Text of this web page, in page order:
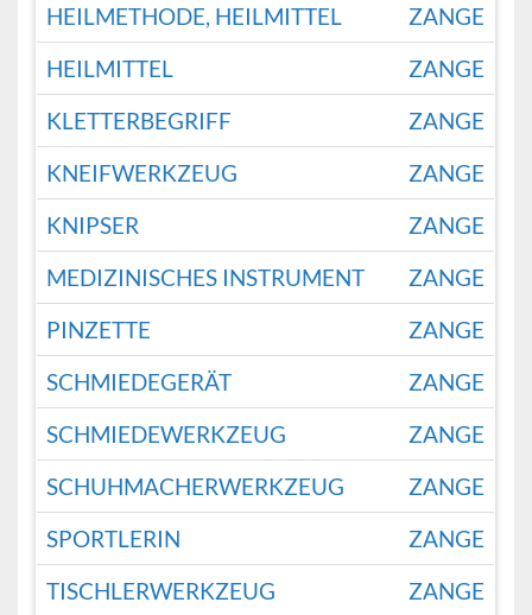
HEILMETHODE, HEILMITTEL
ZANGE
HEILMITTEL
ZANGE
KLETTERBEGRIFF
ZANGE
KNEIFWERKZEUG
ZANGE
KNIPSER
ZANGE
MEDIZINISCHES INSTRUMENT
ZANGE
PINZETTE
ZANGE
SCHMIEDEGERÄT
ZANGE
SCHMIEDEWERKZEUG
ZANGE
SCHUHMACHERWERKZEUG
ZANGE
SPORTLERIN
ZANGE
TISCHLERWERKZEUG
ZANGE